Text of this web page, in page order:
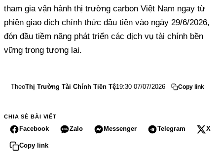
tham gia vận hành thị trường carbon Việt Nam ngay từ
phiên giao dịch chính thức đầu tiên vào ngày 29/6/2026,
đón đầu tiềm năng phát triển các dịch vụ tài chính bền
vững trong tương lai.
TheoThị Trường Tài Chính Tiền Tệ19:30 07/07/2026 Copy link
CHIA SẺ BÀI VIẾT
Facebook Zalo Messenger Telegram X
Copy link